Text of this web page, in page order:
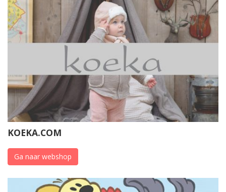
KOEKA.COM
Ga naar webshop